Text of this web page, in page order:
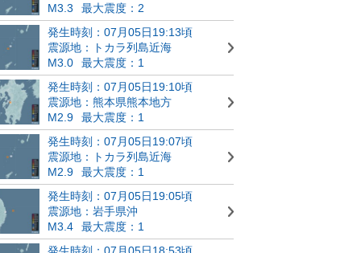
M3.3
最大震度：2
発生時刻：07月05日19:13頃
震源地：トカラ列島近海
M3.0
最大震度：1
発生時刻：07月05日19:10頃
震源地：熊本県熊本地方
M2.9
最大震度：1
発生時刻：07月05日19:07頃
震源地：トカラ列島近海
M2.9
最大震度：1
発生時刻：07月05日19:05頃
震源地：岩手県沖
M3.4
最大震度：1
発生時刻：07月05日18:53頃